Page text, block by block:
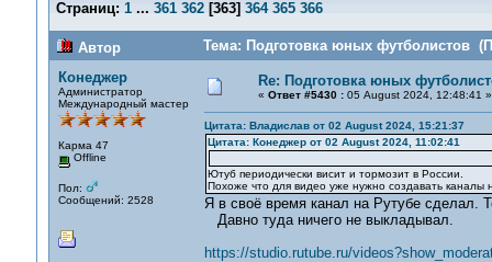
Страниц: 1 ... 361 362[363] 364 365 366
Автор
Тема: Подготовка юных футболистов
Конеджер
Администратор
Международный мастер
Карма 47
Offline
Пол:
Сообщений: 2528
Re: Подготовка юных
« Ответ #5430 :05 August 2024, 12:48:41 »
Цитата: Владислав от 02 August 2024, 15:21:37
Цитата: Конеджер от 02 August 2024, 11:02:41
Ютуб периодически висит и тормозит в России.
Похоже что для видео уже нужно создавать каналы
Я в своё время канал на Рутубе сделал.
Давно туда ничего не выкладывал.
https://studio.rutube.ru/